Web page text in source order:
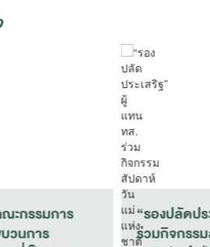
ญพระพุทธมนต์
ศลถวายความ
ทส. จัดพิ
วาร (ครบ